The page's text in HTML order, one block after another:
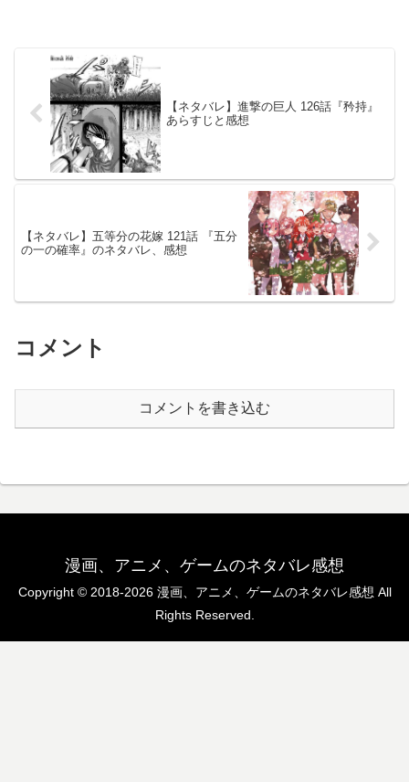
【ネタバレ】進撃の巨人 126話『矜持』
あらすじと感想
【ネタバレ】五等分の花嫁 121話 『五分
の一の確率』のネタバレ、感想
コメント
コメントを書き込む
漫画、アニメ、ゲームのネタバレ感想
Copyright © 2018-2026 漫画、アニメ、ゲームのネタバレ感想 All
Rights Reserved.